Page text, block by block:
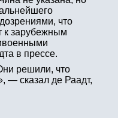
что
к зарубежным
в прессе.
решили, что
— сказал де Раадт,